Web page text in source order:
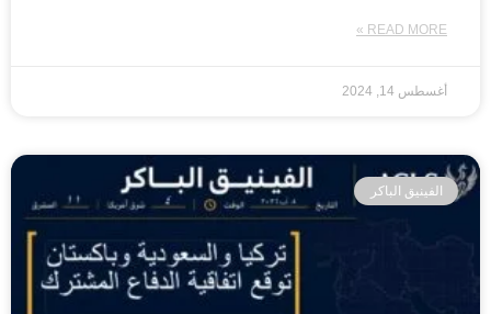
READ MORE »
أغسطس 14, 2024
الفينيق الباكر